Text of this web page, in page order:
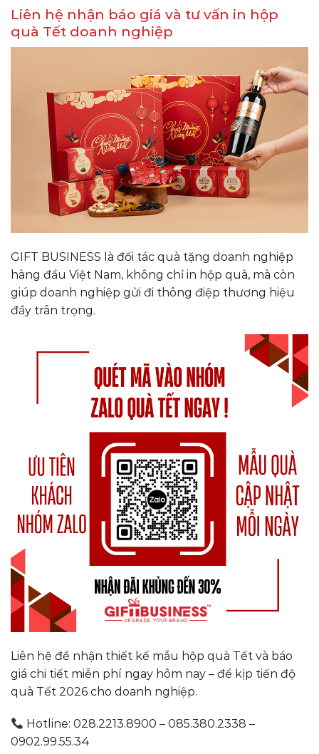
Liên hệ nhận báo giá và tư vấn in hộp
quà Tết doanh nghiệp
GIFT BUSINESS là đối tác quà tặng doanh nghiệp
hàng đầu Việt Nam, không chỉ in hộp quà, mà còn
giúp doanh nghiệp gửi đi thông điệp thương hiệu
đầy trân trọng.
Liên hệ để nhận thiết kế mẫu hộp quà Tết và báo
giá chi tiết miễn phí ngay hôm nay – để kịp tiến độ
quà Tết 2026 cho doanh nghiệp.
Hotline: 028.2213.8900 – 085.380.2338 –
0902.99.55.34